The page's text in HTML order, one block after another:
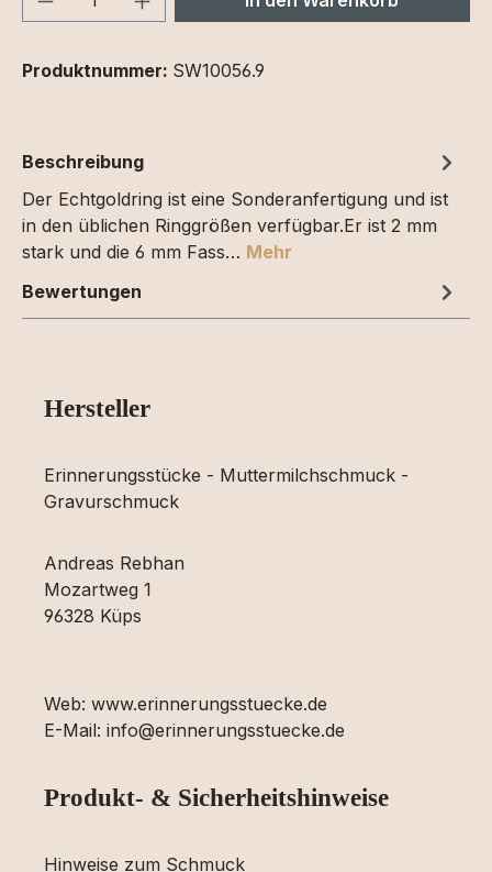
Produktnummer: SW10056.9
Beschreibung
Der Echtgoldring ist eine Sonderanfertigung und ist
in den üblichen Ringgrößen verfügbar.Er ist 2 mm
stark und die 6 mm Fass… Mehr
Bewertungen
Hersteller
Erinnerungsstücke - Muttermilchschmuck -
Gravurschmuck
Andreas Rebhan
Mozartweg 1
96328 Küps
Web: www.erinnerungsstuecke.de
E-Mail: info@erinnerungsstuecke.de
Produkt- & Sicherheitshinweise
Hinweise zum Schmuck